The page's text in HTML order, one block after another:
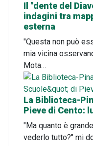
Il "dente del
indagini tra
esterna
"Questa non può
mia vicina
Mota…
La Biblioteca-
Pieve di Cento:
"Ma quanto è
vederlo tutto?" mi